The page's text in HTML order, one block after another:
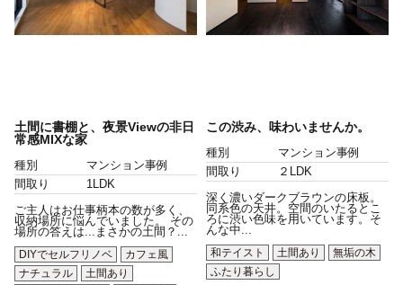
土間に書棚と、夜景Viewの非日
常感MIXな家
種別
マンション事例
間取り
1LDK
ご主人はお仕事柄本の数が多く、
収納場所に悩んでいました。 その
場所の答えは...まさかの土間？...
DIYでセルフリノベ
カフェ風
ナチュラル
土間あり
この渋み、味わいませんか。
種別
マンション事例
間取り
２LDK
深く濃いダークブラウンの床板。
同系色の天井。空間のいたるとこ
ろに渋い色味を用いています。そ
んな中...
和テイスト
土間あり
無垢の木
ふたり暮らし